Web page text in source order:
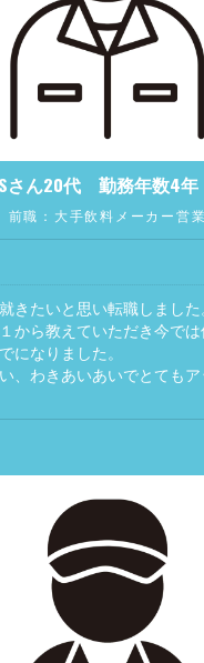
Sさん20代 勤務年数4年
前職：大手飲料メーカー営業
きたいと思い転職しました
から教えていただき今で
になりました。
、わきあいあいでとても